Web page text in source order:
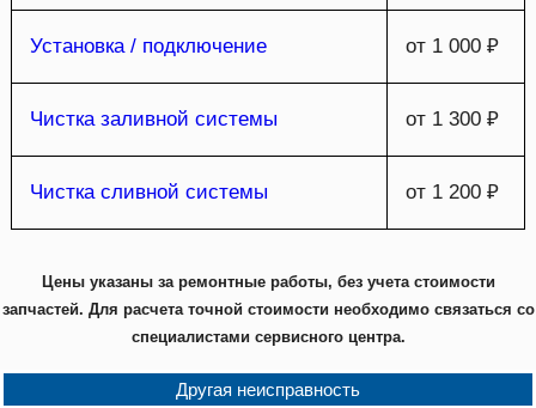
Установка / подключение от 1 000 ₽
Чистка заливной системы от 1 300 ₽
Чистка сливной системы от 1 200 ₽
Цены указаны за ремонтные работы, без учета стоимости
запчастей. Для расчета точной стоимости необходимо связаться со
специалистами сервисного центра.
Другая неисправность